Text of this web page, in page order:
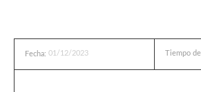
Fecha: 01/12/2023 Tiempo